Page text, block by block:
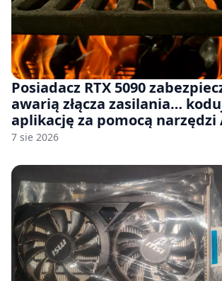
Posiadacz RTX 5090
awarią złącza zasilania…
aplikację za pomocą narzędzi
7 sie 2026